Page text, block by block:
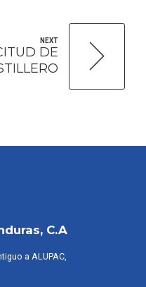
NEXT
DE
C.A
a ALUPAC,